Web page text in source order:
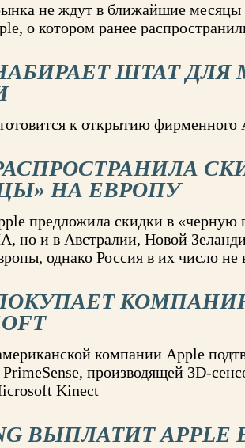
не ждут в ближайшие месяцы
о котором ранее
ШТАТ ДЛЯ
к открытию фирменного
НА ЕВРОПУ
предложила скидки в «черную
но и в Австралии, Новой
однако Россия в их число не
ПОКУПАЕТ
компании Apple
PrimeSense, производящей 3D-
Kinect
ВЫПЛАТИТ APPLE